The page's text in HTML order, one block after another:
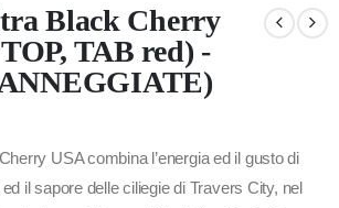
Black Cherry
TAB red) -
USA combina l’energia ed il gusto di
il sapore delle ciliegie di Travers City, nel